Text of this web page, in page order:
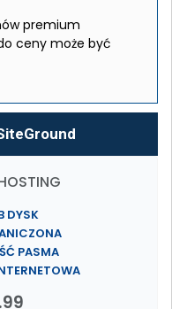
premium
ceny może być
DYSK
PASMA